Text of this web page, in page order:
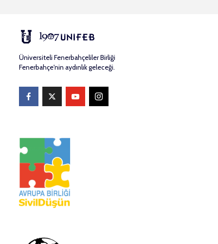
Üniversiteli Fenerbahçeliler Birliği
Fenerbahçe'nin aydınlık geleceği.